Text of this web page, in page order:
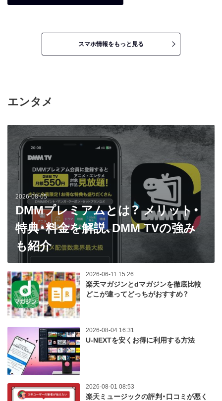
スマホ情報をもっと見る
エンタメ
2026-08-05
DMMプレミアムとは？ メリット・
特典・料金を解説、DMM TVの強み
も紹介
2026-06-11 15:26
楽天マガジンとdマガジンを徹底比較
どこが違ってどっちがおすすめ？
2026-08-04 16:31
U-NEXTを安くお得に利用する方法
2026-08-01 08:53
楽天ミュージックの評判・口コミが悪く